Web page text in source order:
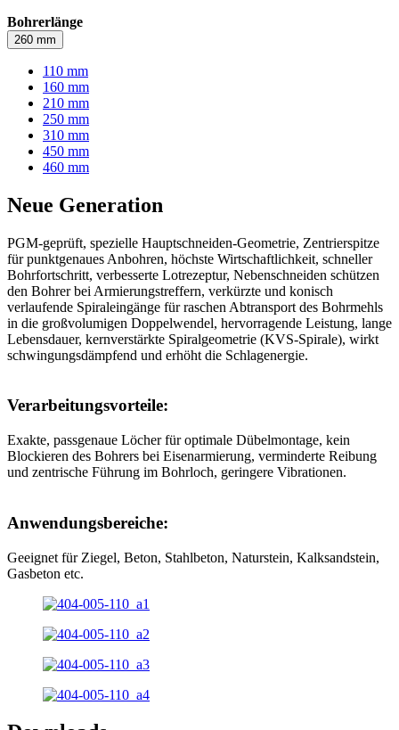
Bohrerlänge
260 mm
110 mm
160 mm
210 mm
250 mm
310 mm
450 mm
460 mm
Neue Generation
PGM-geprüft, spezielle Hauptschneiden-Geometrie, Zentrierspitze
für punktgenaues Anbohren, höchste Wirtschaftlichkeit, schneller
Bohrfortschritt, verbesserte Lotrezeptur, Nebenschneiden schützen
den Bohrer bei Armierungstreffern, verkürzte und konisch
verlaufende Spiraleingänge für raschen Abtransport des Bohrmehls
in die großvolumigen Doppelwendel, hervorragende Leistung, lange
Lebensdauer, kernverstärkte Spiralgeometrie (KVS-Spirale), wirkt
schwingungsdämpfend und erhöht die Schlagenergie.
Verarbeitungsvorteile:
Exakte, passgenaue Löcher für optimale Dübelmontage, kein
Blockieren des Bohrers bei Eisenarmierung, verminderte Reibung
und zentrische Führung im Bohrloch, geringere Vibrationen.
Anwendungsbereiche:
Geeignet für Ziegel, Beton, Stahlbeton, Naturstein, Kalksandstein,
Gasbeton etc.